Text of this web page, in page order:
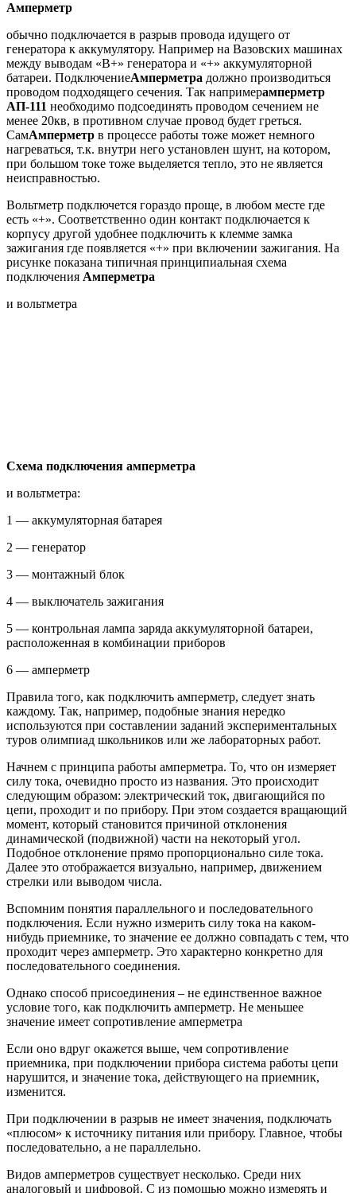
Амперметр
обычно подключается в разрыв провода идущего от
генератора к аккумулятору. Например на Вазовских машинах
между выводам «В+» генератора и «+» аккумуляторной
батареи. ПодключениеАмперметра должно производиться
проводом подходящего сечения. Так напримерамперметр
АП-111 необходимо подсоединять проводом сечением не
менее 20кв, в противном случае провод будет греться.
СамАмперметр в процессе работы тоже может немного
нагреваться, т.к. внутри него установлен шунт, на котором,
при большом токе тоже выделяется тепло, это не является
неисправностью.
Вольтметр подключется гораздо проще, в любом месте где
есть «+». Соответственно один контакт подключается к
корпусу другой удобнее подключить к клемме замка
зажигания где появляется «+» при включении зажигания. На
рисунке показана типичная принципиальная схема
подключения Амперметра
и вольтметра
Схема подключения амперметpa
и вольтметpa:
1 — аккумуляторная батарея
2 — генератор
3 — монтажный блок
4 — выключатель зажигания
5 — контрольная лампа заряда аккумуляторной батареи,
расположенная в комбинации приборов
6 — амперметр
Правила того, как подключить амперметр, следует знать
каждому. Так, например, подобные знания нередко
используются при составлении заданий экспериментальных
туров олимпиад школьников или же лабораторных работ.
Начнем с принципа работы амперметра. То, что он измеряет
силу тока, очевидно просто из названия. Это происходит
следующим образом: электрический ток, двигающийся по
цепи, проходит и по прибору. При этом создается вращающий
момент, который становится причиной отклонения
динамической (подвижной) части на некоторый угол.
Подобное отклонение прямо пропорционально силе тока.
Далее это отображается визуально, например, движением
стрелки или выводом числа.
Вспомним понятия параллельного и последовательного
подключения. Если нужно измерить силу тока на каком-
нибудь приемнике, то значение ее должно совпадать с тем, что
проходит через амперметр. Это характерно конкретно для
последовательного соединения.
Однако способ присоединения – не единственное важное
условие того, как подключить амперметр. Не меньшее
значение имеет сопротивление амперметра
Если оно вдруг окажется выше, чем сопротивление
приемника, при подключении прибора система работы цепи
нарушится, и значение тока, действующего на приемник,
изменится.
При подключении в разрыв не имеет значения, подключать
«плюсом» к источнику питания или прибору. Главное, чтобы
последовательно, а не параллельно.
Видов амперметров существует несколько. Среди них
аналоговый и цифровой. С из помощью можно измерять и